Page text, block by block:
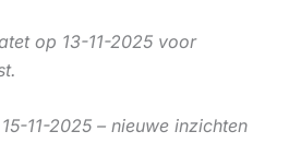
op 13-11-2025 voor
11-2025 – nieuwe inzichten